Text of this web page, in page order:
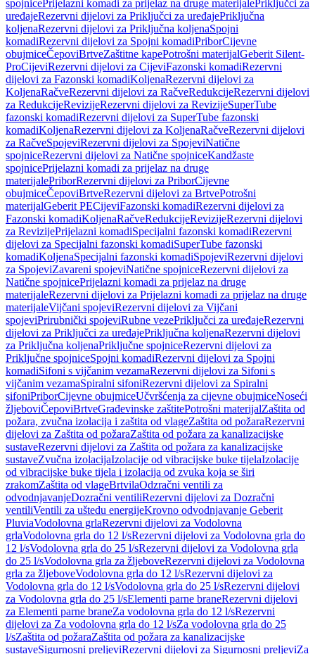
spojnicePrijelazni komadi za prijelaz na druge materijalePriključci za
uređajeRezervni dijelovi za Priključci za uređajePriključna
koljenaRezervni dijelovi za Priključna koljenaSpojni
komadiRezervni dijelovi za Spojni komadiPriborCijevne
obujmiceČepoviBrtveZaštitne kapePotrošni materijalGeberit Silent-
ProCijeviRezervni dijelovi za CijeviFazonski komadiRezervni
dijelovi za Fazonski komadiKoljenaRezervni dijelovi za
KoljenaRačveRezervni dijelovi za RačveRedukcijeRezervni dijelovi
za RedukcijeRevizijeRezervni dijelovi za RevizijeSuperTube
fazonski komadiRezervni dijelovi za SuperTube fazonski
komadiKoljenaRezervni dijelovi za KoljenaRačveRezervni dijelovi
za RačveSpojeviRezervni dijelovi za SpojeviNatične
spojniceRezervni dijelovi za Natične spojniceKandžaste
spojnicePrijelazni komadi za prijelaz na druge
materijalePriborRezervni dijelovi za PriborCijevne
obujmiceČepoviBrtveRezervni dijelovi za BrtvePotrošni
materijalGeberit PECijeviFazonski komadiRezervni dijelovi za
Fazonski komadiKoljenaRačveRedukcijeRevizijeRezervni dijelovi
za RevizijePrijelazni komadiSpecijalni fazonski komadiRezervni
dijelovi za Specijalni fazonski komadiSuperTube fazonski
komadiKoljenaSpecijalni fazonski komadiSpojeviRezervni dijelovi
za SpojeviZavareni spojeviNatične spojniceRezervni dijelovi za
Natične spojnicePrijelazni komadi za prijelaz na druge
materijaleRezervni dijelovi za Prijelazni komadi za prijelaz na druge
materijaleVijčani spojeviRezervni dijelovi za Vijčani
spojeviPrirubnički spojeviRubne vezePriključci za uređajeRezervni
dijelovi za Priključci za uređajePriključna koljenaRezervni dijelovi
za Priključna koljenaPriključne spojniceRezervni dijelovi za
Priključne spojniceSpojni komadiRezervni dijelovi za Spojni
komadiSifoni s vijčanim vezamaRezervni dijelovi za Sifoni s
vijčanim vezamaSpiralni sifoniRezervni dijelovi za Spiralni
sifoniPriborCijevne obujmiceUčvršćenja za cijevne obujmiceNoseći
žljeboviČepoviBrtveGrađevinske zaštitePotrošni materijalZaštita od
požara, zvučna izolacija i zaštita od vlageZaštita od požaraRezervni
dijelovi za Zaštita od požaraZaštita od požara za kanalizacijske
sustaveRezervni dijelovi za Zaštita od požara za kanalizacijske
sustaveZvučna izolacijaIzolacije od vibracijske buke tijelaIzolacije
od vibracijske buke tijela i izolacija od zvuka koja se širi
zrakomZaštita od vlageBrtvilaOdzračni ventili za
odvodnjavanjeDozračni ventiliRezervni dijelovi za Dozračni
ventiliVentili za uštedu energijeKrovno odvodnjavanje Geberit
PluviaVodolovna grlaRezervni dijelovi za Vodolovna
grlaVodolovna grla do 12 l/sRezervni dijelovi za Vodolovna grla do
12 l/sVodolovna grla do 25 l/sRezervni dijelovi za Vodolovna grla
do 25 l/sVodolovna grla za žljeboveRezervni dijelovi za Vodolovna
grla za žljeboveVodolovna grla do 12 l/sRezervni dijelovi za
Vodolovna grla do 12 l/sVodolovna grla do 25 l/sRezervni dijelovi
za Vodolovna grla do 25 l/sElementi parne braneRezervni dijelovi
za Elementi parne braneZa vodolovna grla do 12 l/sRezervni
dijelovi za Za vodolovna grla do 12 l/sZa vodolovna grla do 25
l/sZaštita od požaraZaštita od požara za kanalizacijske
sustaveSigurnosni preljeviRezervni dijelovi za Sigurnosni preljeviZa